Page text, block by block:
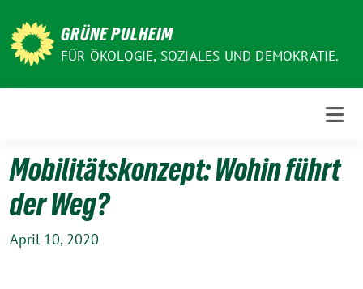
zum
Inhalt
GRÜNE PULHEIM
FÜR ÖKOLOGIE, SOZIALES UND DEMOKRATIE.
Mobilitätskonzept: Wohin führt
der Weg?
April 10, 2020